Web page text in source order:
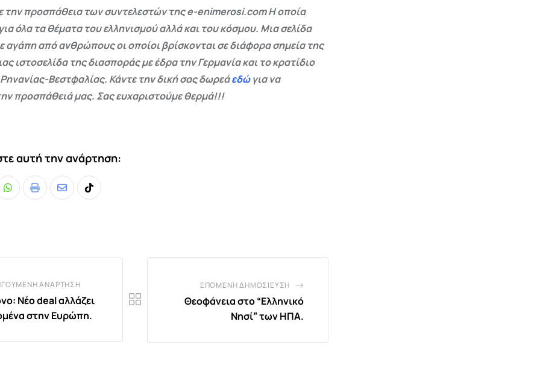
την προσπάθεια των συντελεστών της e-enimerosi.com Η οποία
όλα τα θέματα του ελληνισμού αλλά και του κόσμου. Μια σελίδα
αγάπη από ανθρώπους οι οποίοι βρίσκονται σε διάφορα σημεία της
ιστοσελίδα της διασποράς με έδρα την Γερμανία και το κρατίδιο
Βεστφαλίας. Κάντε την δική σας δωρεάεδώγια να
προσπάθειά μας. Σας ευχαριστούμε θερμά!!!
αυτή την ανάρτηση:
Whatsapp
Print
ShareTiktok
ΑΝΆΡΤΗΣΗ
Νέο deal αλλάζει
στην Ευρώπη.
ΕΠΌΜΕΝΗ ΔΗΜΟΣΊΕΥΣΗ
Θεοφάνεια στο “Ελληνικό
Νησί” των ΗΠΑ.